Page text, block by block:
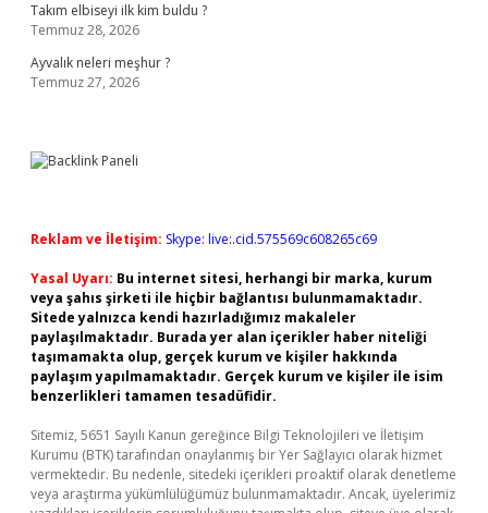
Takım elbiseyi ilk kim buldu ?
Temmuz 28, 2026
Ayvalık neleri meşhur ?
Temmuz 27, 2026
Reklam ve İletişim: Skype: live:.cid.575569c608265c69
Yasal Uyarı: Bu internet sitesi, herhangi bir marka, kurum
veya şahıs şirketi ile hiçbir bağlantısı bulunmamaktadır.
Sitede yalnızca kendi hazırladığımız makaleler
paylaşılmaktadır. Burada yer alan içerikler haber niteliği
taşımamakta olup, gerçek kurum ve kişiler hakkında
paylaşım yapılmamaktadır. Gerçek kurum ve kişiler ile isim
benzerlikleri tamamen tesadüfidir.
Sitemiz, 5651 Sayılı Kanun gereğince Bilgi Teknolojileri ve İletişim
Kurumu (BTK) tarafından onaylanmış bir Yer Sağlayıcı olarak hizmet
vermektedir. Bu nedenle, sitedeki içerikleri proaktif olarak denetleme
veya araştırma yükümlülüğümüz bulunmamaktadır. Ancak, üyelerimiz